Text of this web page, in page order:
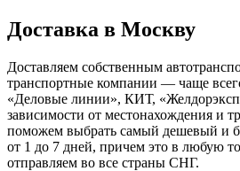
Доставка в Москву
Доставляем собственным
транспортные компании — чаще
«Деловые линии», КИТ,
зависимости от местонахождения и
поможем выбрать самый дешевый и
от 1 до 7 дней, причем это в любую
отправляем во все страны СНГ.